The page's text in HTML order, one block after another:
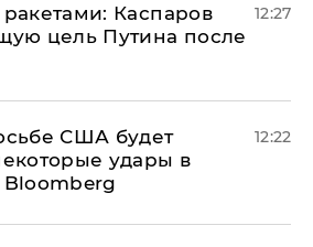
Каспаров
цель Путина после
12:27
США будет
удары в
12:22